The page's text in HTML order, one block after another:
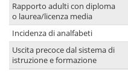
Rapporto adulti con diploma
o laurea/licenza media
Incidenza di analfabeti
Uscita precoce dal sistema di
istruzione e formazione